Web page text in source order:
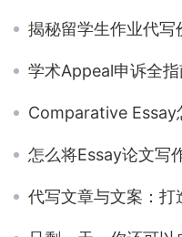
揭秘留学生作业代写
学术Appeal申诉全
Comparative Essay怎
怎么将Essay论文写作成绩稳定
代写文章与文案：打